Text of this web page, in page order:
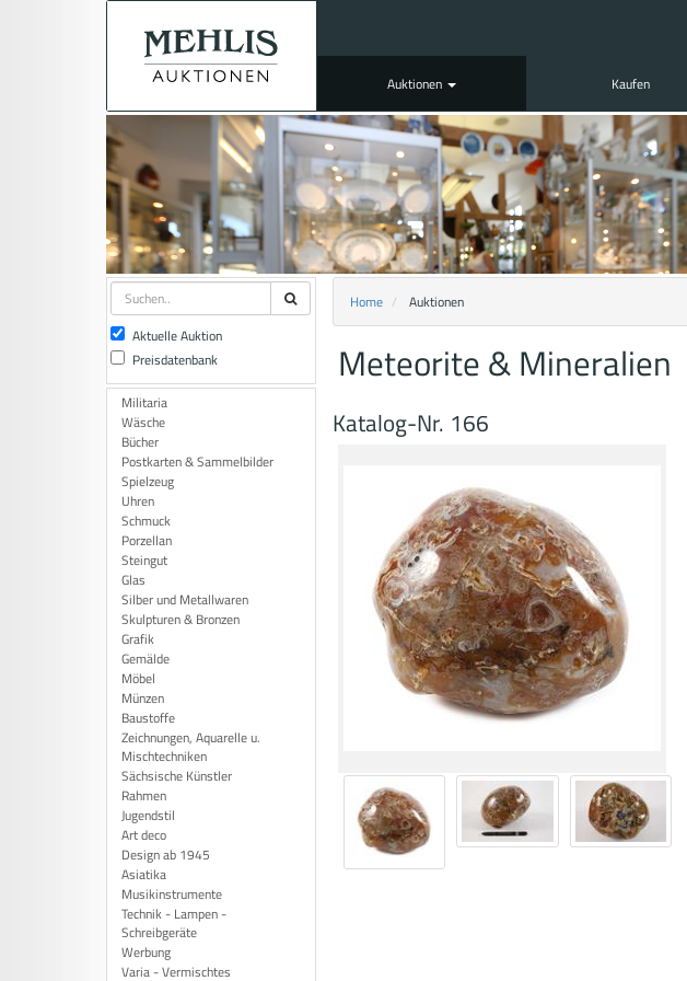
Auktionen Kaufen
Aktuelle Auktion
Preisdatenbank
Militaria
Wäsche
Bücher
Postkarten & Sammelbilder
Spielzeug
Uhren
Schmuck
Porzellan
Steingut
Glas
Silber und Metallwaren
Skulpturen & Bronzen
Grafik
Gemälde
Möbel
Münzen
Baustoffe
Zeichnungen, Aquarelle u.
Mischtechniken
Sächsische Künstler
Rahmen
Jugendstil
Art deco
Design ab 1945
Asiatika
Musikinstrumente
Technik - Lampen -
Schreibgeräte
Werbung
Varia - Vermischtes
Home Auktionen
Meteorite & Mineralien
Katalog-Nr. 166